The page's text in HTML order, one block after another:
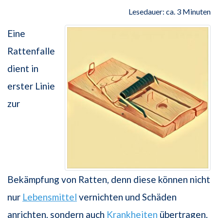
Lesedauer: ca. 3 Minuten
Eine
Rattenfalle
dient in
erster Linie
zur
Bekämpfung von Ratten, denn diese können nicht
nur Lebensmittel vernichten und Schäden
anrichten, sondern auch Krankheiten übertragen.